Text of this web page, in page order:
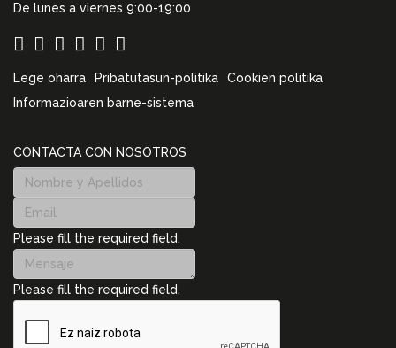
De lunes a viernes 9:00-19:00
Lege oharra Pribatutasun-politika
Cookien politika
Informazioaren barne-sistema
CONTACTA CON NOSOTROS
Please fill the required field.
Please fill the required field.